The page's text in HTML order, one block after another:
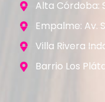
Alta Córdoba:
Empalme: Av.
Villa Rivera
Barrio Los